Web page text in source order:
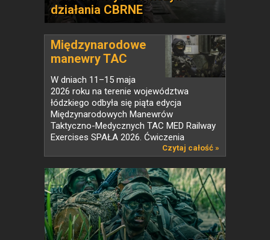
działania CBRNE
Międzynarodowe
manewry TAC
MED...
W dniach 11–15 maja
2026 roku na terenie województwa
łódzkiego odbyła się piąta edycja
Międzynarodowych Manewrów
Taktyczno-Medycznych TAC MED Railway
Exercises SPAŁA 2026. Ćwiczenia
Czytaj całość »